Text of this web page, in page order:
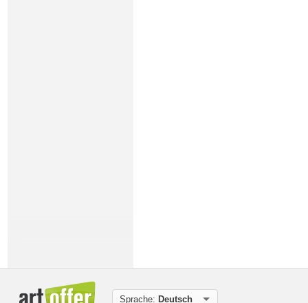
Sprache: Deutsch